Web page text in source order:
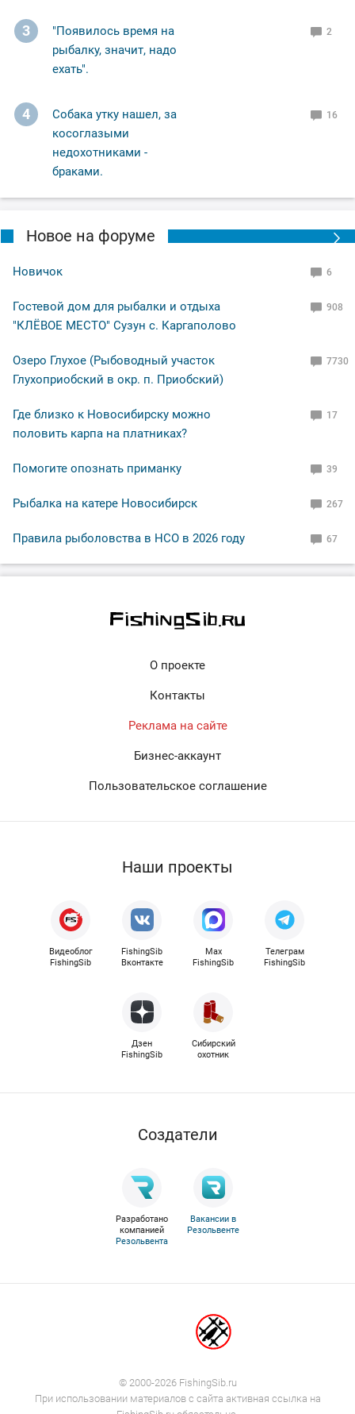
3
"Появилось время на
рыбалку, значит, надо
ехать".
2
4
Собака утку нашел, за
косоглазыми
недохотниками -
браками.
16
Новое на форуме
Новичок 6
Гостевой дом для рыбалки и отдыха
"КЛЁВОЕ МЕСТО" Сузун с. Каргаполово
908
Озеро Глухое (Рыбоводный участок
Глухоприобский в окр. п. Приобский)
7730
Где близко к Новосибирску можно
половить карпа на платниках?
17
Помогите опознать приманку 39
Рыбалка на катере Новосибирск 267
Правила рыболовства в НСО в 2026 году 67
О проекте
Контакты
Реклама на сайте
Бизнес-аккаунт
Пользовательское соглашение
Наши проекты
Видеоблог
FishingSib
FishingSib
Вконтакте
Max
FishingSib
Телеграм
FishingSib
Дзен
FishingSib
Сибирский
охотник
Cоздатели
Разработано
компанией
Резольвента
Вакансии в
Резольвенте
© 2000-2026 FishingSib.ru
При использовании материалов с сайта активная ссылка на